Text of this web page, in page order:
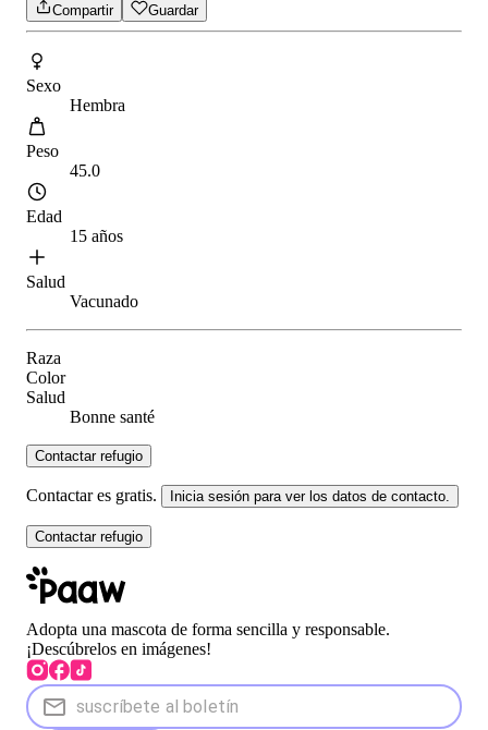
Compartir Guardar
Sexo
Hembra
Peso
45.0
Edad
15 años
Salud
Vacunado
Raza
Color
Salud
Bonne santé
Contactar refugio
Contactar es gratis. Inicia sesión para ver los datos de contacto.
Contactar refugio
Adopta una mascota de forma sencilla y responsable.
¡Descúbrelos en imágenes!